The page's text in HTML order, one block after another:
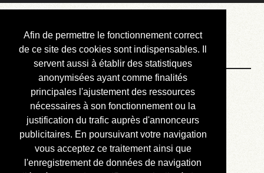
Afin de permettre le fonctionnement correct
de ce site des cookies sont indispensables. Il
servent aussi à établir des statistiques
anonymisées ayant comme finalités
principales l'ajustement des ressources
nécessaires à son fonctionnement ou la
justification du trafic auprès d'annonceurs
publicitaires. En poursuivant votre navigation
vous acceptez ce traitement ainsi que
l'enregistrement de données de navigation
Courbis, « LE »
Blog Officiel
Bienvenue
Réalisations
Divers (et d’été)
Annonces